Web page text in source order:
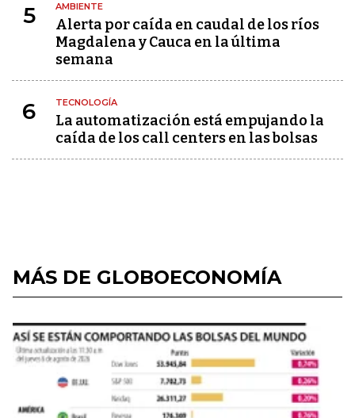
5 AMBIENTE
Alerta por caída en caudal de los ríos
Magdalena y Cauca en la última
semana
6 TECNOLOGÍA
La automatización está empujando la
caída de los call centers en las bolsas
MÁS DE GLOBOECONOMÍA